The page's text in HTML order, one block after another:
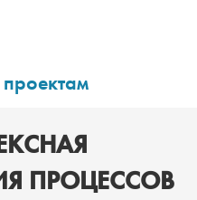
проектам
ПРОЦЕССОВ